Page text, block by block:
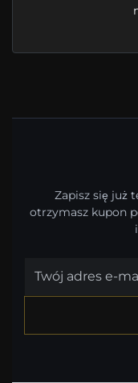
Zapisz się już
otrzymasz kupon